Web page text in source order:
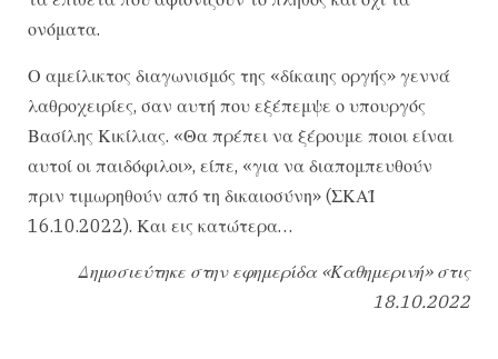
ονόματα.
Ο αμείλικτος διαγωνισμός της «δίκαιης οργής» γεννά
λαθροχειρίες, σαν αυτή που εξέπεμψε ο υπουργός
Βασίλης Κικίλιας. «Θα πρέπει να ξέρουμε ποιοι είναι
αυτοί οι παιδόφιλοι», είπε, «για να διαπομπευθούν
πριν τιμωρηθούν από τη δικαιοσύνη» (ΣΚΑΪ
16.10.2022). Και εις κατώτερα…
Δημοσιεύτηκε στην εφημερίδα «Καθημερινή» στις
18.10.2022